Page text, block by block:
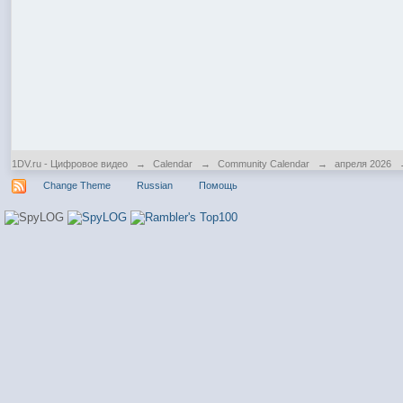
1DV.ru - Цифровое видео → Calendar → Community Calendar → апреля 2026
Change Theme
Russian Помощь